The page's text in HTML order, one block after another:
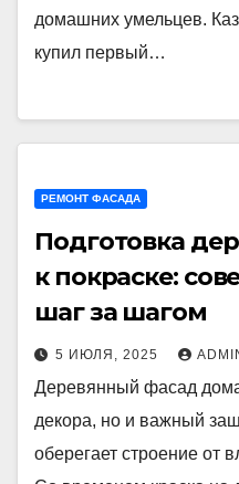
домашних умельцев.
купил первый…
РЕМОНТ ФАСАДА
Подготовка
к покраске:
шаг за шагом
5 ИЮЛЯ, 2025
Деревянный фасад
декора, но и важный
оберегает строение от